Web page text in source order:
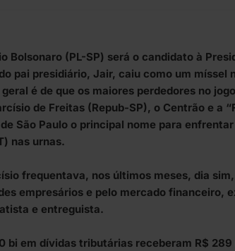
Bolsonaro (PL-SP) será o candidato à
pai presidiário, Jair, caiu como um míssel
é de que os maiores perdedores no
de Freitas (Repub-SP), o Centrão e a
São Paulo o principal nome para
nas urnas.
frequentava, nos últimos meses, dia
empresários e pelo mercado financeiro,
e entreguista.
bi em dívidas tributárias receberam R$